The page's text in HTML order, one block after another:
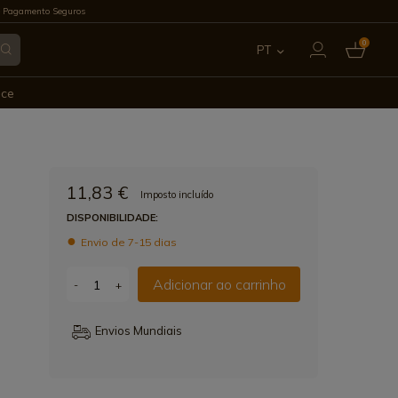
Pagamento Seguros
PT 0
11,83 €
Imposto incluído
DISPONIBILIDADE:
Envio de 7-15 dias
- + Adicionar ao carrinho
Envios Mundiais